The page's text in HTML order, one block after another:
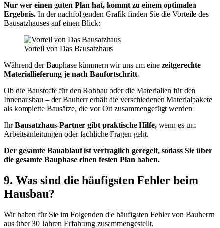
Nur wer einen guten Plan hat, kommt zu einem optimalen
Ergebnis. In der nachfolgenden Grafik finden Sie die Vorteile des
Bausatzhauses auf einen Blick:
Vorteil von Das Bausatzhaus
Während der Bauphase kümmern wir uns um eine zeitgerechte
Materiallieferung je nach Baufortschritt.
Ob die Baustoffe für den Rohbau oder die Materialien für den
Innenausbau – der Bauherr erhält die verschiedenen Materialpakete
als komplette Bausätze, die vor Ort zusammengefügt werden.
IhrBausatzhaus-Partner gibt praktische Hilfe, wenn es um
Arbeitsanleitungen oder fachliche Fragen geht.
Der gesamte Bauablauf ist vertraglich geregelt, sodass Sie über
die gesamte Bauphase einen festen Plan haben.
9. Was sind die häufigsten Fehler beim
Hausbau?
Wir haben für Sie im Folgenden die häufigsten Fehler von Bauherrn
aus über 30 Jahren Erfahrung zusammengestellt.